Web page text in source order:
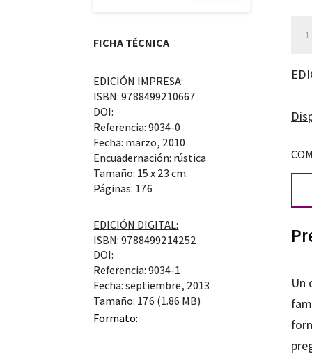
FICHA TÉCNICA
EDICIÓN IMPRESA:
ISBN: 9788499210667
DOI:
Referencia: 9034-0
Fecha: marzo, 2010
Encuadernación: rústica
Tamaño: 15 x 23 cm.
Páginas: 176
EDICIÓN DIGITAL:
ISBN: 9788499214252
DOI:
Referencia: 9034-1
Fecha: septiembre, 2013
Tamaño: 176 (1.86 MB)
Formato:
Un